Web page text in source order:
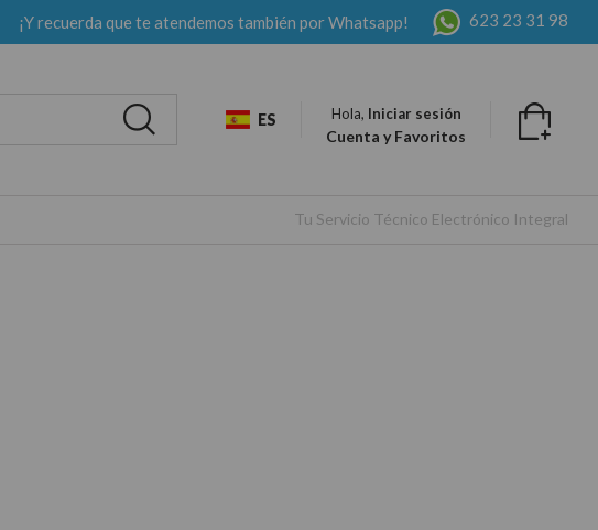
¡Y recuerda que te atendemos también por Whatsapp! 623 23 31 98
ES Hola, Iniciar sesión
Cuenta y Favoritos
Tu Servicio Técnico Electrónico Integral